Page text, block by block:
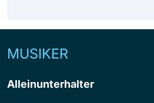
MUSIKER
Alleinunterhalter